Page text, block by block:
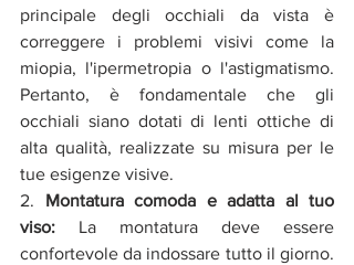
principale degli occhiali da vista è
correggere i problemi visivi come la
miopia, l'ipermetropia o l'astigmatismo.
Pertanto, è fondamentale che gli
occhiali siano dotati di lenti ottiche di
alta qualità, realizzate su misura per le
tue esigenze visive.
2. Montatura comoda e adatta al tuo
viso: La montatura deve essere
confortevole da indossare tutto il giorno.